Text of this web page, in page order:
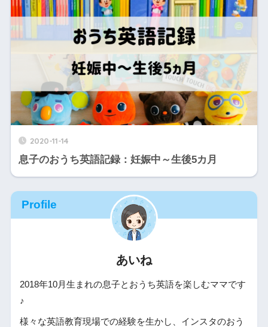
2020-11-14
息子のおうち英語記録：妊娠中～生後5カ月
Profile
あいね
2018年10月生まれの息子とおうち英語を楽しむママです
♪
様々な英語教育現場での経験を生かし、インスタのおう